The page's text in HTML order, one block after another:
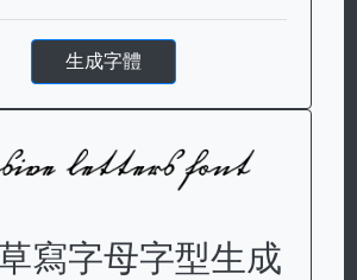
生成字體
寫字母字型生成